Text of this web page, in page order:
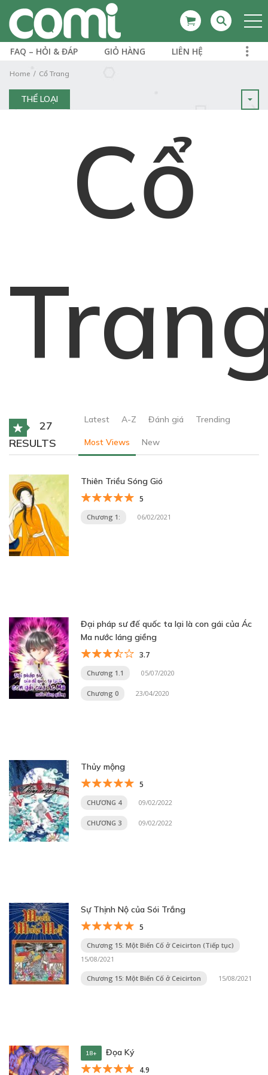
FAQ – HỎI & ĐÁP GIỎ HÀNG LIÊN HỆ
Home Cổ Trang
THỂ LOẠI
Cổ
27
RESULTS
Latest A-Z Đánh giá Trending
Most Views New
Thiên Triều Sóng Gió
5
Chương 1: 06/02/2021
Đại pháp sư đế quốc ta lại là con gái của Ác
Ma nước láng giềng
3.7
Chương 1.1 05/07/2020
Chương 0 23/04/2020
Thủy mộng
5
CHƯƠNG 4 09/02/2022
CHƯƠNG 3 09/02/2022
Sự Thịnh Nộ của Sói Trắng
5
Chương 15: Một Biến Cố ở Ceicirton (Tiếp tục)
15/08/2021
Chương 15: Một Biến Cố ở Ceicirton 15/08/2021
18+ Đọa Ký
4.9